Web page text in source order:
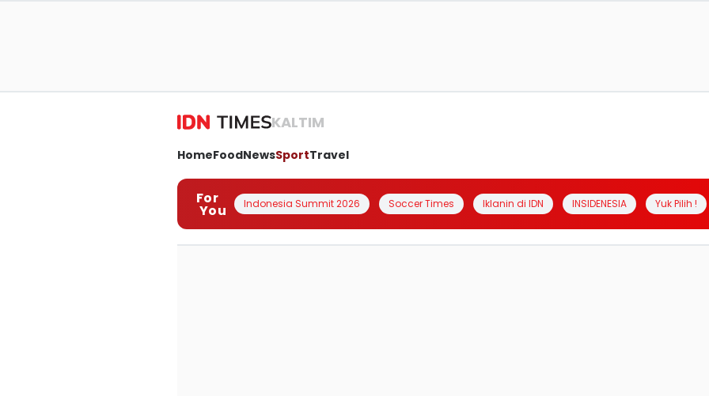
KALTIM
HomeFoodNewsSportTravel
For
You Indonesia Summit 2026 Soccer Times Iklanin di IDN INSIDENESIA Yuk Pilih !